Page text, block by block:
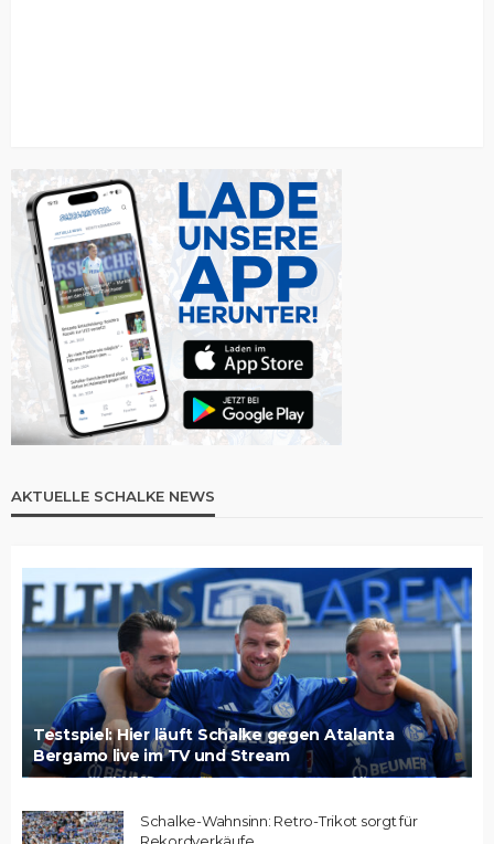
AKTUELLE SCHALKE NEWS
Testspiel: Hier läuft Schalke gegen Atalanta
Bergamo live im TV und Stream
Schalke-Wahnsinn: Retro-Trikot sorgt für
Rekordverkäufe